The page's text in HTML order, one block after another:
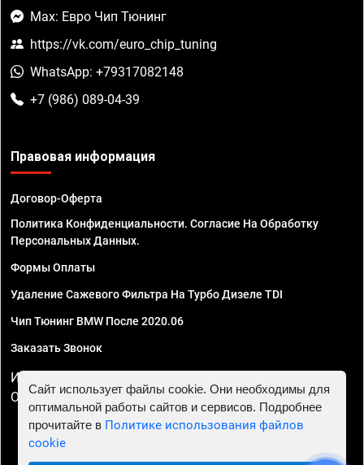
Max: Евро Чип Тюнинг
https://vk.com/euro_chip_tuning
WhatsApp: +79317082148
+7 (986) 089-04-39
Правовая информация
Договор-Оферта
Политика Конфиденциальности. Согласие На Обработку
Персональных Данных.
Формы Оплаты
Удаление Сажевого Фильтра На Турбо Дизеле TDI
Чип Тюнинг BMW После 2020.06
Заказать Звонок
ИП Смирнов Георгий Павлович. ИНН 781302555843,
ОГРНИП 324470400032610
Сайт использует файлы cookie. Они необходимы для
оптимальной работы сайтов и сервисов. Подробнее
прочитайте в Политике использования файлов
cookie